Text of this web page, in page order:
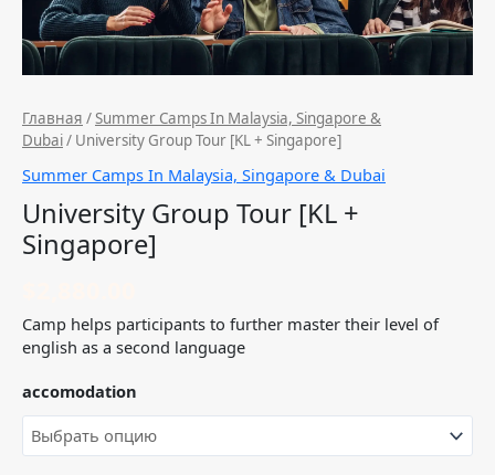
Главная /Summer Camps In Malaysia, Singapore &
Dubai/ University Group Tour [KL + Singapore]
Summer Camps In Malaysia, Singapore & Dubai
University Group Tour [KL +
Singapore]
Camp helps participants to further master their level of
english as a second language
accomodation